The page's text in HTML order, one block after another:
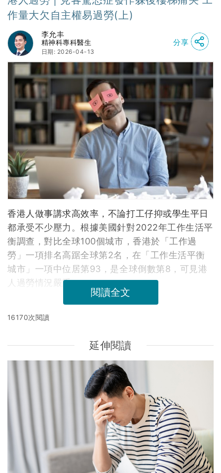
作量大欠自主權易過勞(上)
李允丰
精神科專科醫生
日期: 2026-04-13
分享
香港人做事講求高效率，不論打工仔抑或學生平日
都承受不少壓力。根據美國針對2022年工作生活平
衡調查，對比全球100個城市，香港於「工作過
勞」一項排名高踞全球第2名，在「工作生活平衡
城市」一項中位居第93，是全球倒數第8，可見港
人過勞情況嚴重。
閱讀全文
16170次閱讀
延伸閱讀